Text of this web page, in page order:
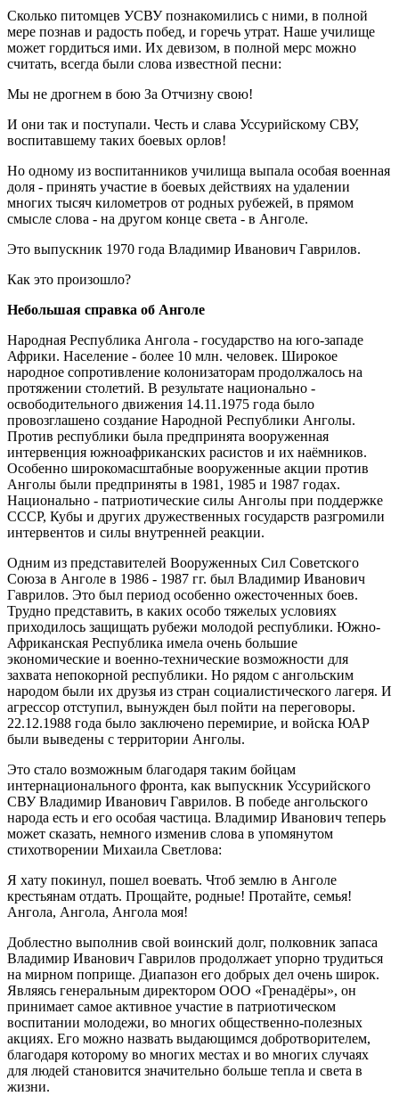
Сколько питомцев УСВУ познакомились с ними, в полной
мере познав и радость побед, и горечь утрат. Наше училище
может гордиться ими. Их девизом, в полной мерс можно
считать, всегда были слова известной песни:
Мы не дрогнем в бою За Отчизну свою!
И они так и поступали. Честь и слава Уссурийскому СВУ,
воспитавшему таких боевых орлов!
Но одному из воспитанников училища выпала особая военная
доля - принять участие в боевых действиях на удалении
многих тысяч километров от родных рубежей, в прямом
смысле слова - на другом конце света - в Анголе.
Это выпускник 1970 года Владимир Иванович Гаврилов.
Как это произошло?
Небольшая справка об Анголе
Народная Республика Ангола - государство на юго-западе
Африки. Население - более 10 млн. человек. Широкое
народное сопротивление колонизаторам продолжалось на
протяжении столетий. В результате национально -
освободительного движения 14.11.1975 года было
провозглашено создание Народной Республики Анголы.
Против республики была предпринята вооруженная
интервенция южноафриканских расистов и их наёмников.
Особенно широкомасштабные вооруженные акции против
Анголы были предприняты в 1981, 1985 и 1987 годах.
Национально - патриотические силы Анголы при поддержке
СССР, Кубы и других дружественных государств разгромили
интервентов и силы внутренней реакции.
Одним из представителей Вооруженных Сил Советского
Союза в Анголе в 1986 - 1987 гг. был Владимир Иванович
Гаврилов. Это был период особенно ожесточенных боев.
Трудно представить, в каких особо тяжелых условиях
приходилось защищать рубежи молодой республики. Южно-
Африканская Республика имела очень большие
экономические и военно-технические возможности для
захвата непокорной республики. Но рядом с ангольским
народом были их друзья из стран социалистического лагеря. И
агрессор отступил, вынужден был пойти на переговоры.
22.12.1988 года было заключено перемирие, и войска ЮАР
были выведены с территории Анголы.
Это стало возможным благодаря таким бойцам
интернационального фронта, как выпускник Уссурийского
СВУ Владимир Иванович Гаврилов. В победе ангольского
народа есть и его особая частица. Владимир Иванович теперь
может сказать, немного изменив слова в упомянутом
стихотворении Михаила Светлова:
Я хату покинул, пошел воевать. Чтоб землю в Анголе
крестьянам отдать. Прощайте, родные! Протайте, семья!
Ангола, Ангола, Ангола моя!
Доблестно выполнив свой воинский долг, полковник запаса
Владимир Иванович Гаврилов продолжает упорно трудиться
на мирном поприще. Диапазон его добрых дел очень широк.
Являясь генеральным директором ООО «Гренадёры», он
принимает самое активное участие в патриотическом
воспитании молодежи, во многих общественно-полезных
акциях. Его можно назвать выдающимся добротворителем,
благодаря которому во многих местах и во многих случаях
для людей становится значительно больше тепла и света в
жизни.